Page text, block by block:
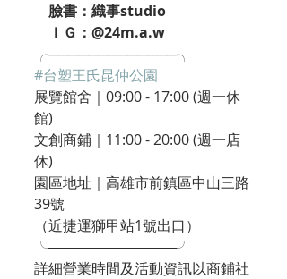
臉書：織事studio
ＩＧ：@24m.a.w
╭─────────────╮
#台塑王氏昆仲公園
展覽館舍｜09:00 - 17:00 (週一休
館)
文創商鋪｜11:00 - 20:00 (週一店
休)
園區地址｜高雄市前鎮區中山三路
39號
（近捷運獅甲站1號出口）
╰─────────────╯
詳細營業時間及活動資訊以商鋪社